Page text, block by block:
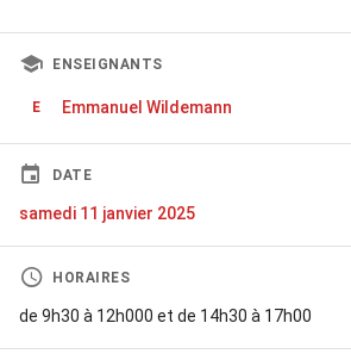
ENSEIGNANTS
E Emmanuel Wildemann
DATE
samedi 11 janvier 2025
HORAIRES
de 9h30 à 12h000 et de 14h30 à 17h00